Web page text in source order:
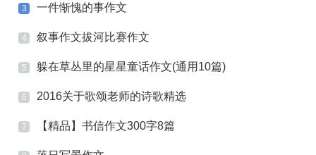
3 一件惭愧的事作文
4 叙事作文拔河比赛作文
5 躲在草丛里的星星童话作文(通用10篇)
6 2016关于歌颂老师的诗歌精选
7 【精品】书信作文300字8篇